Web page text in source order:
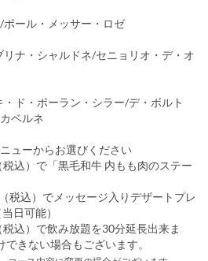
ール・メッサー・ロゼ
ナ・シャルドネ/セニョリオ・デ・オ
ド・ポーラン・シラー/デ・ボルト
ベルネ
ューからお選びください
込）で「黒毛和牛 内もも肉のステー
税込）でメッセージ入りデザートプレ
日可能）
込）で飲み放題を30分延長出来ま
きない場合もございます。